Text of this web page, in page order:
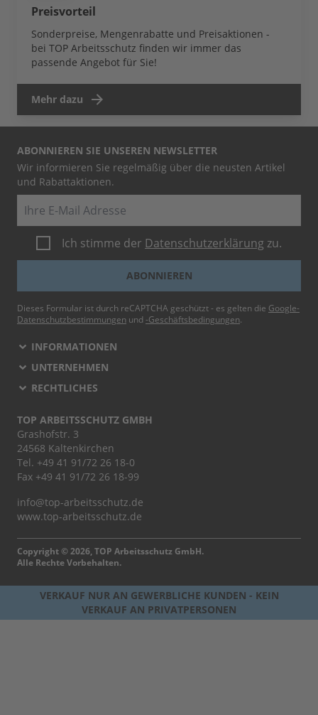
Preisvorteil
Sonderpreise, Mengenrabatte und Preisaktionen -
bei TOP Arbeitsschutz finden wir immer das
passende Angebot für Sie!
Mehr dazu
ABONNIEREN SIE UNSEREN NEWSLETTER
Wir informieren Sie regelmäßig über die neusten Artikel
und Rabattaktionen.
Ich stimme der Datenschutzerklärung zu.
ABONNIEREN
Dieses Formular ist durch reCAPTCHA geschützt - es gelten die Google-
Datenschutzbestimmungen und -Geschäftsbedingungen.
INFORMATIONEN
UNTERNEHMEN
RECHTLICHES
TOP ARBEITSSCHUTZ GMBH
Grashofstr. 3
24568 Kaltenkirchen
Tel. +49 41 91/72 26 18-0
Fax +49 41 91/72 26 18-99
info@top-arbeitsschutz.de
www.top-arbeitsschutz.de
Copyright © 2026, TOP Arbeitsschutz GmbH.
Alle Rechte Vorbehalten.
VERKAUF NUR AN GEWERBLICHE KUNDEN - KEIN
VERKAUF AN PRIVATPERSONEN